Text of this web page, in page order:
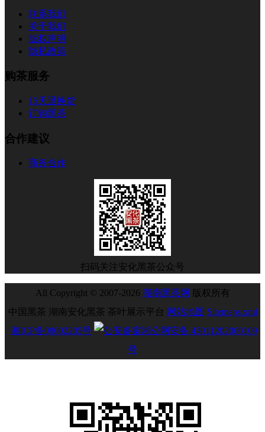
联系我们
关于我们
版权声明
隐私政策
购茶服务
15天退换货
订购黑茶
合作建议
商务合作
扫码关注安化黑茶公众号
All Copyright © 2007-2026 湖南黑茶网
版权所有
中国黑茶 湖南安化黑茶 茶叶展示平台 网站地图 Sitemaps.xml
湘ICP备08002205号
湘公网安备 43011202000109
号